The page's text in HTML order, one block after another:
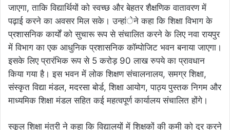
जाएगा, ताकि विद्यार्थियों को स्वच्छ और बेहतर शैक्षणिक वातावरण में
पढ़ाई करने का अवसर मिल सके। उन्हांेने कहा कि शिक्षा विभाग के
प्रशासनिक कार्यों को सुचारू रूप से संचालित करने के लिए नवा रायपुर
में विभाग का एक आधुनिक प्रशासनिक कॉम्पोजिट भवन बनाया जाएगा।
इसके लिए प्रारंभिक रूप से 5 करोड़ 90 लाख रुपये का प्रावधान
किया गया है। इस भवन में लोक शिक्षण संचालनालय, समग्र शिक्षा,
संस्कृत विद्या मंडल, मदरसा बोर्ड, शिक्षा आयोग, पाठ्य पुस्तक निगम और
माध्यमिक शिक्षा मंडल सहित कई महत्वपूर्ण कार्यालय संचालित होंगे।
स्कूल शिक्षा मंत्री ने कहा कि विद्यालयों में शिक्षकों की कमी को दूर करने